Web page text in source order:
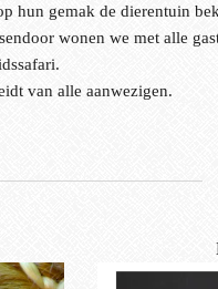
hun gemak de dierentuin
wonen we met alle
van alle aanwezigen.